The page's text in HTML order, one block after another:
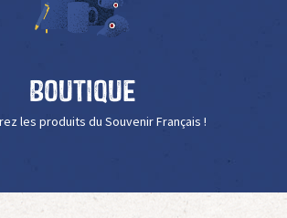
Boutique
les produits du Souvenir Français !